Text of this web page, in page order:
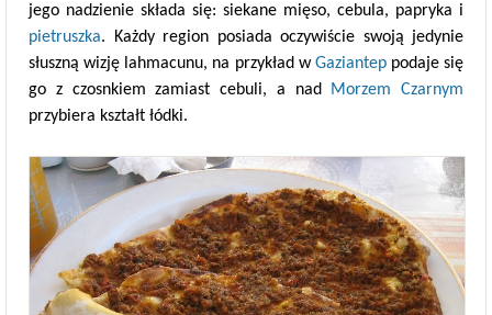
jego nadzienie składa się: siekane mięso, cebula, papryka i
pietruszka. Każdy region posiada oczywiście swoją jedynie
słuszną wizję lahmacunu, na przykład wGazianteppodaje się
go z czosnkiem zamiast cebuli, a nad
Morzem Czarnym
przybiera kształt łódki.